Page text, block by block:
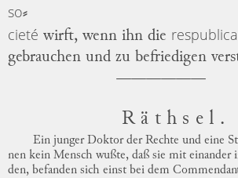
so⸗
cieté wirft, wenn ihn die respublica
gebrauchen und zu befriedigen
Räthsel.
Ein junger Doktor der Rechte und eine
nen kein Mensch wußte, daß sie mit einander
den, befanden sich einst bei dem